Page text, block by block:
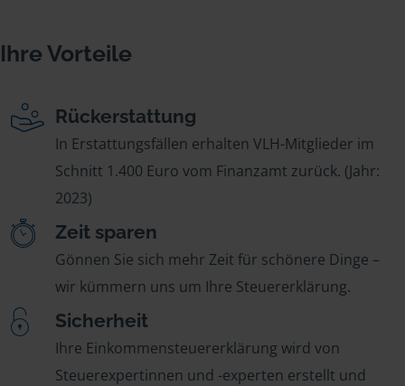
Ihre Vorteile
Rückerstattung
In Erstattungsfällen erhalten VLH-Mitglieder im
Schnitt 1.400 Euro vom Finanzamt zurück. (Jahr:
2023)
Zeit sparen
Gönnen Sie sich mehr Zeit für schönere Dinge –
wir kümmern uns um Ihre Steuererklärung.
Sicherheit
Ihre Einkommensteuererklärung wird von
Steuerexpertinnen und -experten erstellt und